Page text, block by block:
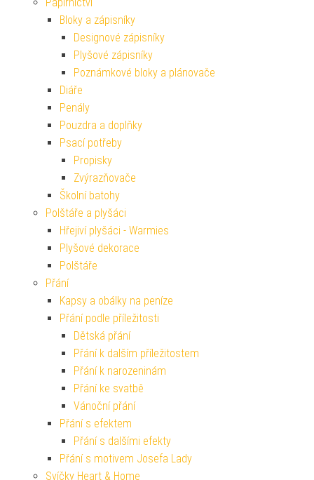
Bloky a zápisníky
Designové zápisníky
Plyšové zápisníky
Poznámkové bloky a plánovače
Diáře
Penály
Pouzdra a doplňky
Psací potřeby
Propisky
Zvýrazňovače
Školní batohy
Polštáře a plyšáci
Hřejiví plyšáci - Warmies
Plyšové dekorace
Polštáře
Přání
Kapsy a obálky na peníze
Přání podle příležitosti
Dětská přání
Přání k dalším příležitostem
Přání k narozeninám
Přání ke svatbě
Vánoční přání
Přání s efektem
Přání s dalšími efekty
Přání s motivem Josefa Lady
Svíčky Heart & Home